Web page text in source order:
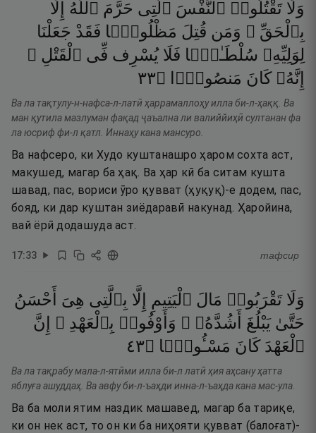
وَلَا تَقْتُلُوا۟ ٱلنَّفْسَ ٱلَّتِى حَرَّمَ ٱللَّهُ
إِلَّا
بِٱلْحَقِّ ۗ وَمَن قُتِلَ مَظْلُومًۭا فَقَدْ جَعَلْنَا
لِوَلِيِّهِۦ سُلْطَـٰنًۭا فَلَا يُسْرِف فِّى ٱلْقَتْلِ ۖ
إِنَّهُۥ كَانَ مَنصُورًۭا ۝٣٣
Ва ла тақтулу-н-нафса-л-латӣ ҳаррамаллоҳу илла би-л-ҳаққ. Ва
ман қутила мазлуман фақад ҷаъална ли валиййиҳӣ султанан фа
ла юсриф фи-л қатл. Иннаҳу кана мансуро.
Ва нафсеро, ки Худо куштанашро ҳаром сохта аст,
макушед, магар ба ҳақ. Ва ҳар кӣ ба ситам кушта
шавад, пас, вориси ӯро қувват (ҳуқуқ)-е додем, пас,
бояд, ки дар куштан зиёдаравӣ накунад. Ҳаройина,
вай ёрӣ додашуда аст.
17:33 тафсир
وَلَا تَقْرَبُوا۟ مَالَ ٱلْيَتِيمِ إِلَّا بِٱلَّتِى هِىَ
أَحْسَنُ
حَتَّىٰ يَبْلُغَ أَشُدَّهُۥ ۚ وَأَوْفُوا۟ بِٱلْعَهْدِ ۖ
إِنَّ
ٱلْعَهْدَ كَانَ مَسْـُٔولًۭا ۝٣٤
Ва ла тақрабу мала-л-ятӣми илла би-л латӣ ҳия аҳсану ҳатта
яблуға ашуддаҳ. Ва авфу би-л-ъаҳди инна-л-ъаҳда кана мас-ула.
Ва ба моли ятим наздик машавед, магар ба тариқе,
ки он нек аст, то он ки ба ниҳояти қувват (балоғат)-